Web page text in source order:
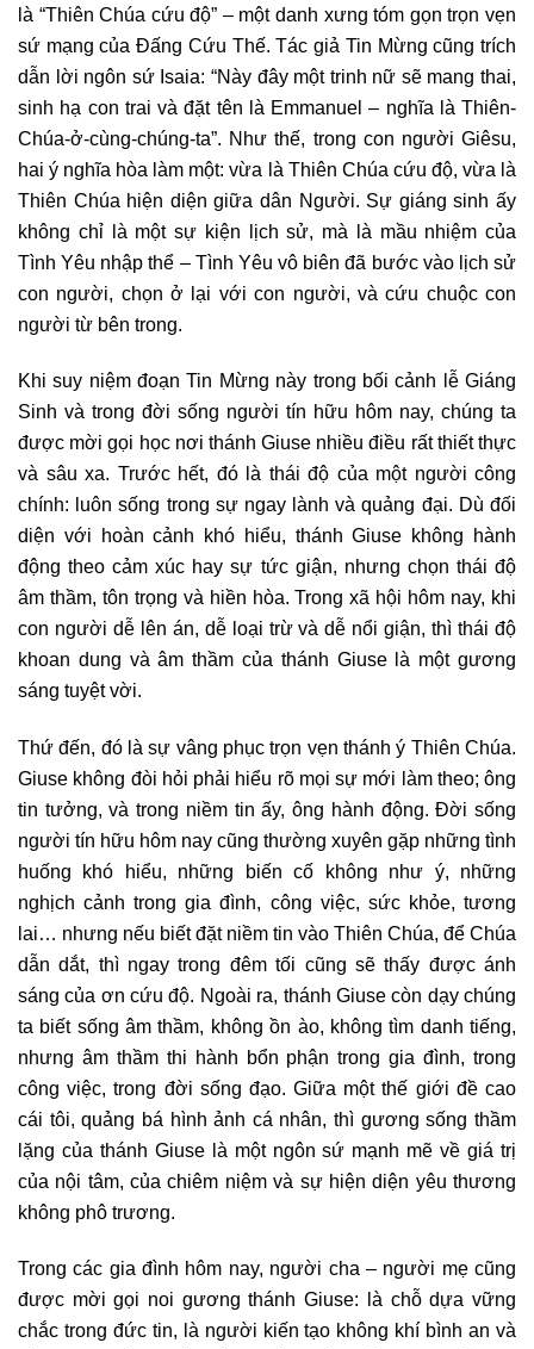
là “Thiên Chúa cứu độ” – một danh xưng tóm gọn trọn vẹn
sứ mạng của Đấng Cứu Thế. Tác giả Tin Mừng cũng trích
dẫn lời ngôn sứ Isaia: “Này đây một trinh nữ sẽ mang thai,
sinh hạ con trai và đặt tên là Emmanuel – nghĩa là Thiên-
Chúa-ở-cùng-chúng-ta”. Như thế, trong con người Giêsu,
hai ý nghĩa hòa làm một: vừa là Thiên Chúa cứu độ, vừa là
Thiên Chúa hiện diện giữa dân Người. Sự giáng sinh ấy
không chỉ là một sự kiện lịch sử, mà là mầu nhiệm của
Tình Yêu nhập thể – Tình Yêu vô biên đã bước vào lịch sử
con người, chọn ở lại với con người, và cứu chuộc con
người từ bên trong.
Khi suy niệm đoạn Tin Mừng này trong bối cảnh lễ Giáng
Sinh và trong đời sống người tín hữu hôm nay, chúng ta
được mời gọi học nơi thánh Giuse nhiều điều rất thiết thực
và sâu xa. Trước hết, đó là thái độ của một người công
chính: luôn sống trong sự ngay lành và quảng đại. Dù đối
diện với hoàn cảnh khó hiểu, thánh Giuse không hành
động theo cảm xúc hay sự tức giận, nhưng chọn thái độ
âm thầm, tôn trọng và hiền hòa. Trong xã hội hôm nay, khi
con người dễ lên án, dễ loại trừ và dễ nổi giận, thì thái độ
khoan dung và âm thầm của thánh Giuse là một gương
sáng tuyệt vời.
Thứ đến, đó là sự vâng phục trọn vẹn thánh ý Thiên Chúa.
Giuse không đòi hỏi phải hiểu rõ mọi sự mới làm theo; ông
tin tưởng, và trong niềm tin ấy, ông hành động. Đời sống
người tín hữu hôm nay cũng thường xuyên gặp những tình
huống khó hiểu, những biến cố không như ý, những
nghịch cảnh trong gia đình, công việc, sức khỏe, tương
lai… nhưng nếu biết đặt niềm tin vào Thiên Chúa, để Chúa
dẫn dắt, thì ngay trong đêm tối cũng sẽ thấy được ánh
sáng của ơn cứu độ. Ngoài ra, thánh Giuse còn dạy chúng
ta biết sống âm thầm, không ồn ào, không tìm danh tiếng,
nhưng âm thầm thi hành bổn phận trong gia đình, trong
công việc, trong đời sống đạo. Giữa một thế giới đề cao
cái tôi, quảng bá hình ảnh cá nhân, thì gương sống thầm
lặng của thánh Giuse là một ngôn sứ mạnh mẽ về giá trị
của nội tâm, của chiêm niệm và sự hiện diện yêu thương
không phô trương.
Trong các gia đình hôm nay, người cha – người mẹ cũng
được mời gọi noi gương thánh Giuse: là chỗ dựa vững
chắc trong đức tin, là người kiến tạo không khí bình an và